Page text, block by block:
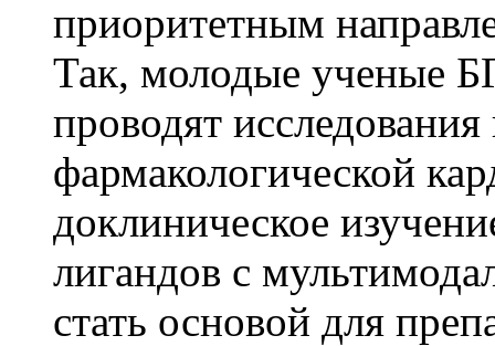
приоритетным
Так, молодые ученые
проводят исследования
фармакологической
доклиническое
лигандов с
стать основой для